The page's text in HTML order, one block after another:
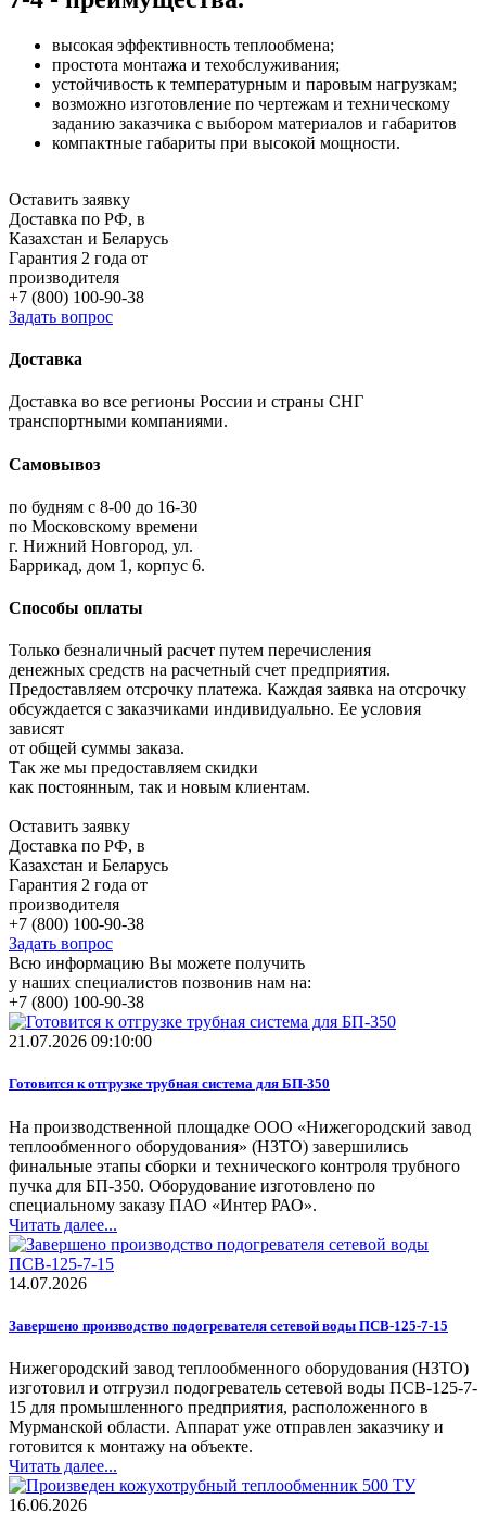
высокая эффективность теплообмена;
простота монтажа и техобслуживания;
устойчивость к температурным и паровым нагрузкам;
возможно изготовление по чертежам и техническому
заданию заказчика с выбором материалов и габаритов
компактные габариты при высокой мощности.
Оставить заявку
Доставка по РФ, в
Казахстан и Беларусь
Гарантия 2 года от
производителя
+7 (800) 100-90-38
Задать вопрос
Доставка
Доставка во все регионы России и страны СНГ
транспортными компаниями.
Самовывоз
по будням с 8-00 до 16-30
по Московскому времени
г. Нижний Новгород, ул.
Баррикад, дом 1, корпус 6.
Способы оплаты
Только безналичный расчет путем перечисления
денежных средств на расчетный счет предприятия.
Предоставляем отсрочку платежа. Каждая заявка на отсрочку
обсуждается с заказчиками индивидуально. Ее условия
зависят
от общей суммы заказа.
Так же мы предоставляем скидки
как постоянным, так и новым клиентам.
Оставить заявку
Доставка по РФ, в
Казахстан и Беларусь
Гарантия 2 года от
производителя
+7 (800) 100-90-38
Задать вопрос
Всю информацию Вы можете получить
у наших специалистов позвонив нам на:
+7 (800) 100-90-38
21.07.2026 09:10:00
Готовится к отгрузке трубная система для БП-350
На производственной площадке ООО «Нижегородский завод
теплообменного оборудования» (НЗТО) завершились
финальные этапы сборки и технического контроля трубного
пучка для БП-350. Оборудование изготовлено по
специальному заказу ПАО «Интер РАО».
Читать далее...
14.07.2026
Завершено производство подогревателя сетевой воды ПСВ-125-7-15
Нижегородский завод теплообменного оборудования (НЗТО)
изготовил и отгрузил подогреватель сетевой воды ПСВ-125-7-
15 для промышленного предприятия, расположенного в
Мурманской области. Аппарат уже отправлен заказчику и
готовится к монтажу на объекте.
Читать далее...
16.06.2026